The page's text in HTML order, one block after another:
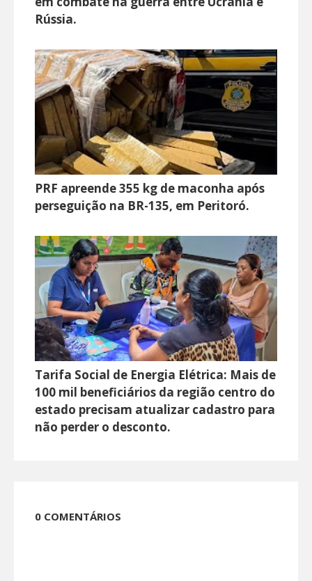
Rússia.
PRF apreende 355 kg de maconha após
perseguição na BR-135, em Peritoró.
Tarifa Social de Energia Elétrica: Mais de
100 mil beneficiários da região centro do
estado precisam atualizar cadastro para
não perder o desconto.
0 COMENTÁRIOS